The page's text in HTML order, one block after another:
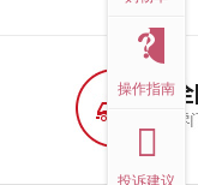
操作指南
投诉建议